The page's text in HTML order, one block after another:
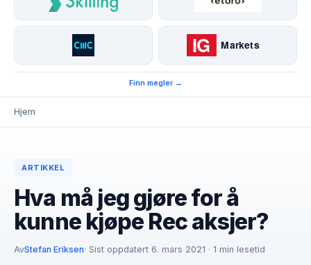
Finn megler →
Hjem
ARTIKKEL
Hva må jeg gjøre for å
kunne kjøpe Rec aksjer?
AvStefan Eriksen· Sist oppdatert 6. mars 2021 · 1 min lesetid